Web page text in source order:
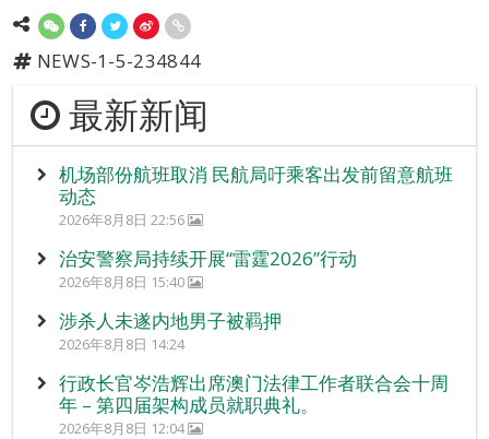
NEWS-1-5-234844
最新新闻
机场部份航班取消 民航局吁乘客出发前留意航班
动态
2026年8月8日 22:56
治安警察局持续开展“雷霆2026”行动
2026年8月8日 15:40
涉杀人未遂内地男子被羁押
2026年8月8日 14:24
行政长官岑浩辉出席澳门法律工作者联合会十周
年 – 第四届架构成员就职典礼。
2026年8月8日 12:04